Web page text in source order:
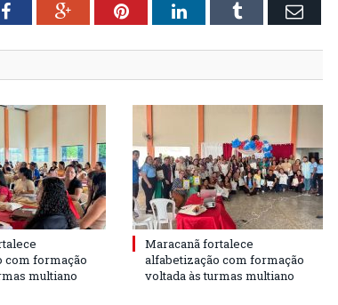
FacebookGoogle+PinterestLinkedInTumblr Email
com formação
multiano
Maracanã fortalece
alfabetização com formação
voltada às turmas multiano